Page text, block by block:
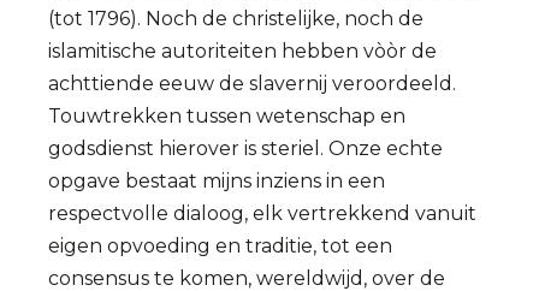
(tot 1796). Noch de christelijke, noch de
islamitische autoriteiten hebben vòòr de
achttiende eeuw de slavernij veroordeeld.
Touwtrekken tussen wetenschap en
godsdienst hierover is steriel. Onze echte
opgave bestaat mijns inziens in een
respectvolle dialoog, elk vertrekkend vanuit
eigen opvoeding en traditie, tot een
consensus te komen, wereldwijd, over de